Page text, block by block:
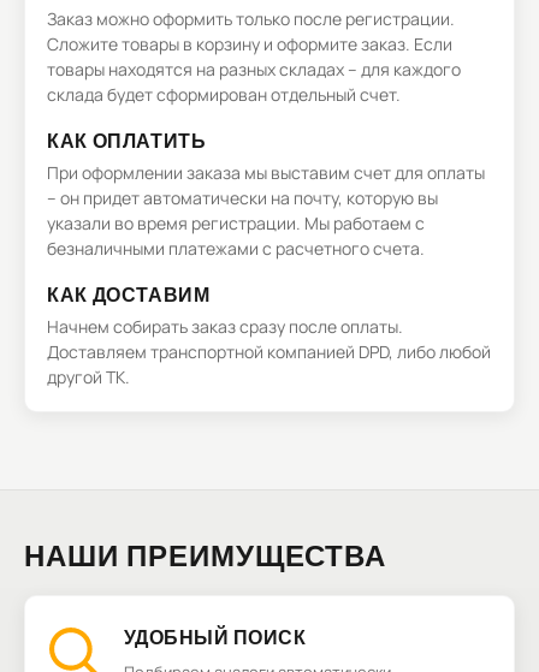
Заказ можно оформить только после регистрации.
Сложите товары в корзину и оформите заказ. Если
товары находятся на разных складах – для каждого
склада будет сформирован отдельный счет.
КАК ОПЛАТИТЬ
При оформлении заказа мы выставим счет для оплаты
– он придет автоматически на почту, которую вы
указали во время регистрации. Мы работаем с
безналичными платежами с расчетного счета.
КАК ДОСТАВИМ
Начнем собирать заказ сразу после оплаты.
Доставляем транспортной компанией DPD, либо любой
другой ТК.
НАШИ ПРЕИМУЩЕСТВА
УДОБНЫЙ ПОИСК